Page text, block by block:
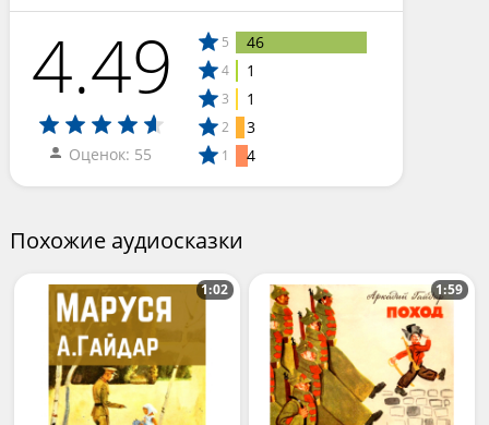
4.49
Оценок: 55
5 46
4 1
3 1
2 3
1 4
Похожие аудиосказки
1:02 1:59